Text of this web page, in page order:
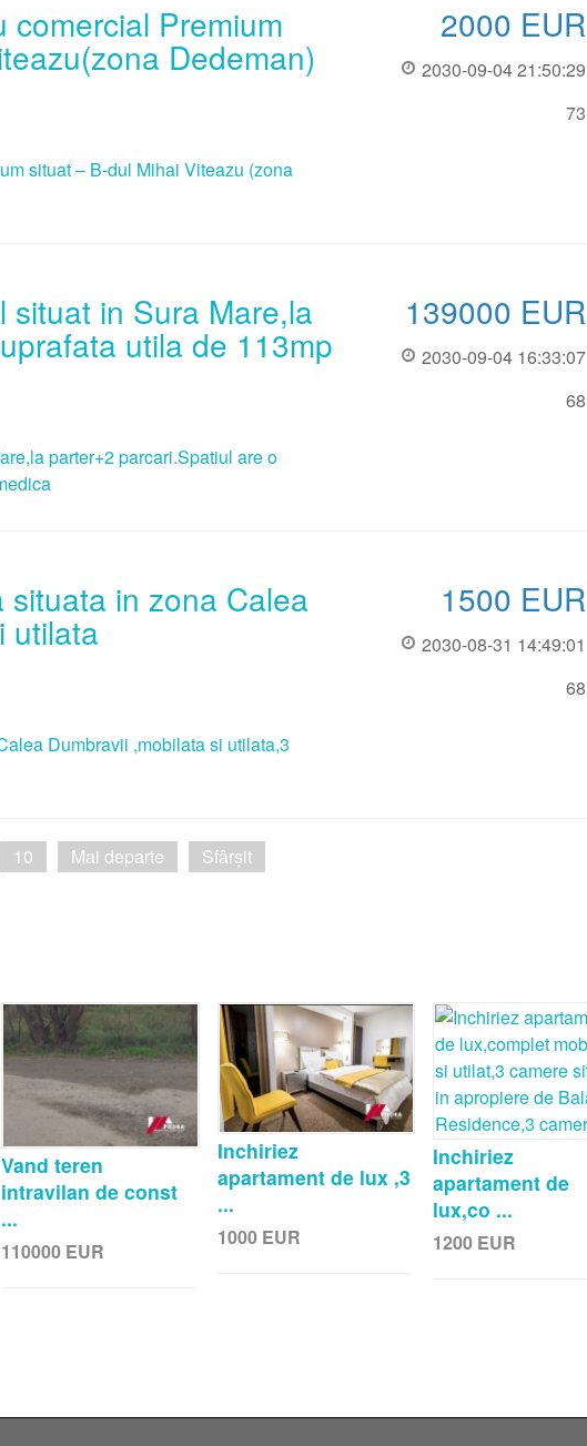
comercial Premium
Dedeman)
situat – B-dul Mihai Viteazu (zona
2000 EUR
2030-09-04 21:50:29
73
situat in Sura Mare,la
utila de 113mp
parter+2 parcari.Spatiul are o
139000 EUR
2030-09-04 16:33:07
68
in zona Calea
utilata
Dumbravii ,mobilata si utilata,3
1500 EUR
2030-08-31 14:49:01
68
10 Mai departe Sfârșit
Vand teren
intravilan de const
...
110000 EUR
Inchiriez
apartament de lux ,3
...
1000 EUR
Inchiriez
apartament de
lux,co ...
1200 EUR